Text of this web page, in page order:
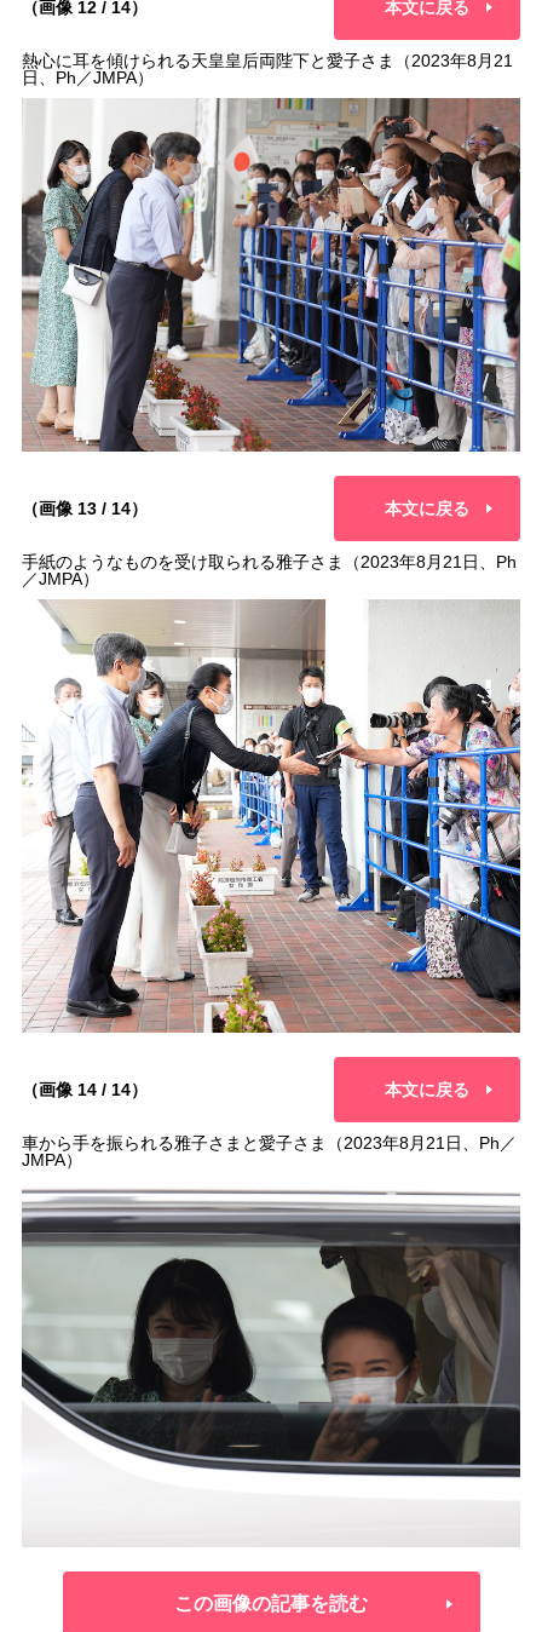
（画像 12 / 14） 本文に戻る
熱心に耳を傾けられる天皇皇后両陛下と愛子さま（2023年8月21
日、Ph／JMPA）
（画像 13 / 14） 本文に戻る
手紙のようなものを受け取られる雅子さま（2023年8月21日、Ph
／JMPA）
（画像 14 / 14） 本文に戻る
車から手を振られる雅子さまと愛子さま（2023年8月21日、Ph／
JMPA）
この画像の記事を読む